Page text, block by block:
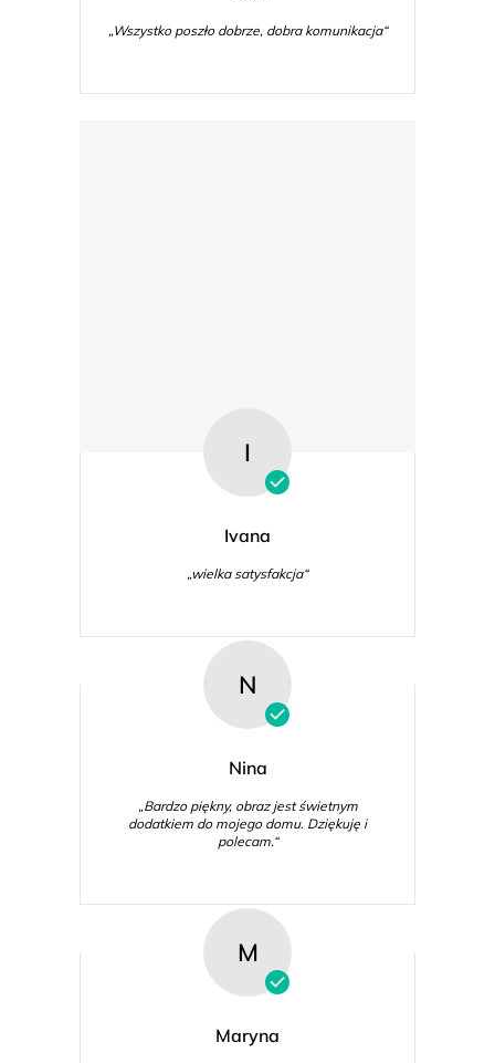
„Wszystko poszło dobrze, dobra komunikacja“
I
Ivana
„wielka satysfakcja“
N
Nina
„Bardzo piękny, obraz jest świetnym
dodatkiem do mojego domu. Dziękuję i
polecam.“
M
Maryna